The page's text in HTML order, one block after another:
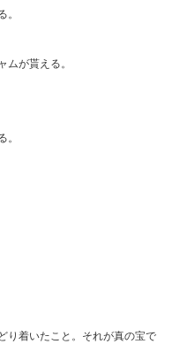
。
ムが貰える。
。
り着いたこと。それが真の宝で